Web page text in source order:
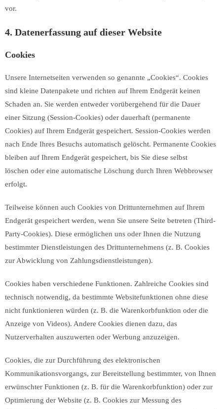
vor.
4. Datenerfassung auf dieser Website
Cookies
Unsere Internetseiten verwenden so genannte „Cookies“. Cookies
sind kleine Datenpakete und richten auf Ihrem Endgerät keinen
Schaden an. Sie werden entweder vorübergehend für die Dauer
einer Sitzung (Session-Cookies) oder dauerhaft (permanente
Cookies) auf Ihrem Endgerät gespeichert. Session-Cookies werden
nach Ende Ihres Besuchs automatisch gelöscht. Permanente Cookies
bleiben auf Ihrem Endgerät gespeichert, bis Sie diese selbst
löschen oder eine automatische Löschung durch Ihren Webbrowser
erfolgt.
Teilweise können auch Cookies von Drittunternehmen auf Ihrem
Endgerät gespeichert werden, wenn Sie unsere Seite betreten (Third-
Party-Cookies). Diese ermöglichen uns oder Ihnen die Nutzung
bestimmter Dienstleistungen des Drittunternehmens (z. B. Cookies
zur Abwicklung von Zahlungsdienstleistungen).
Cookies haben verschiedene Funktionen. Zahlreiche Cookies sind
technisch notwendig, da bestimmte Websitefunktionen ohne diese
nicht funktionieren würden (z. B. die Warenkorbfunktion oder die
Anzeige von Videos). Andere Cookies dienen dazu, das
Nutzerverhalten auszuwerten oder Werbung anzuzeigen.
Cookies, die zur Durchführung des elektronischen
Kommunikationsvorgangs, zur Bereitstellung bestimmter, von Ihnen
erwünschter Funktionen (z. B. für die Warenkorbfunktion) oder zur
Optimierung der Website (z. B. Cookies zur Messung des